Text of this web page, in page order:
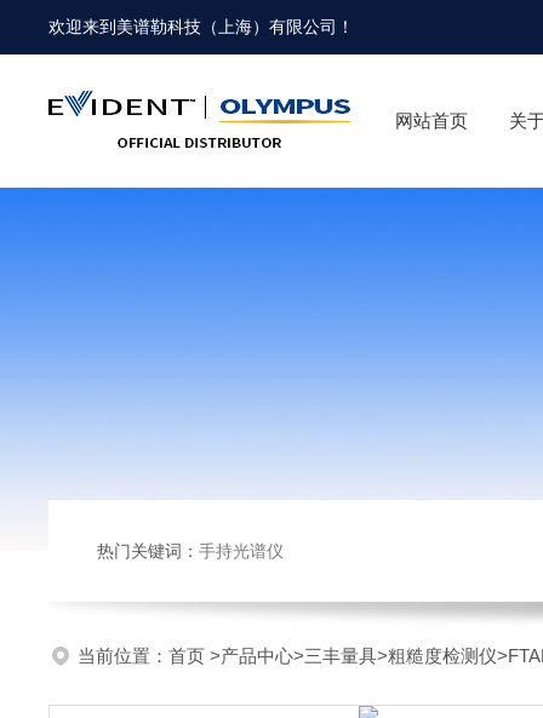
欢迎来到 美谱勒科技（上海）有限公司 ！
网站首页 关
热门关键词： 手持光谱仪
当前位置： 首页 >产品中心>三丰量具>粗糙度检测仪